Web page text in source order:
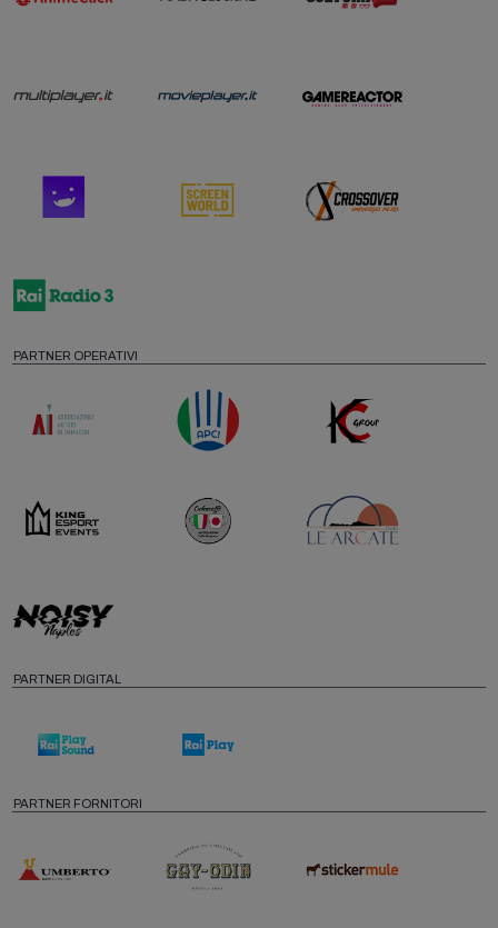
PARTNER OPERATIVI
PARTNER DIGITAL
PARTNER FORNITORI